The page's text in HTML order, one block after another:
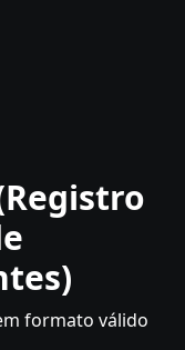
formato válido